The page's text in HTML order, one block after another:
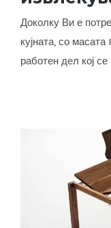
Доколку Ви е
кујната, со
работен дел кој